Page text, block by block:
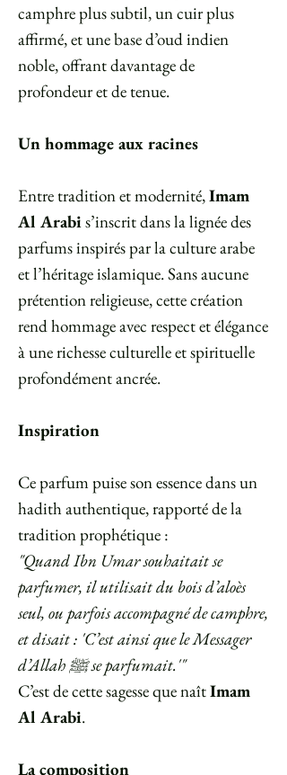
camphre plus subtil, un cuir plus
affirmé, et une base d’oud indien
noble, offrant davantage de
profondeur et de tenue.
Un hommage aux racines
Entre tradition et modernité,Imam
Al Arabis’inscrit dans la lignée des
parfums inspirés par la culture arabe
et l’héritage islamique. Sans aucune
prétention religieuse, cette création
rend hommage avec respect et élégance
à une richesse culturelle et spirituelle
profondément ancrée.
Inspiration
Ce parfum puise son essence dans un
hadith authentique, rapporté de la
tradition prophétique :
"Quand Ibn Umar souhaitait se
parfumer, il utilisait du bois d’aloès
seul, ou parfois accompagné de camphre,
et disait : 'C’est ainsi que le Messager
d’Allah ﷺ se parfumait.'"
C’est de cette sagesse que naîtImam
Al Arabi.
La composition